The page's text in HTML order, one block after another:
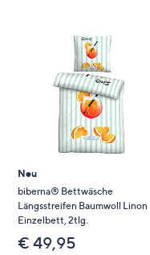
Geräten
um
diese
anzuzeigen.
Neu
biberna® Bettwäsche
Längsstreifen Baumwoll Linon
Einzelbett, 2tlg.
€ 49,95